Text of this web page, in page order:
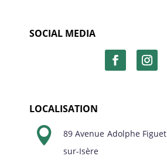
SOCIAL MEDIA
LOCALISATION

89 Avenue Adolphe
sur-Isère